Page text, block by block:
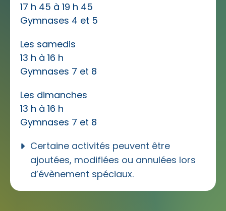
17 h 45 à 19 h 45
Gymnases 4 et 5
Les samedis
13 h à 16 h
Gymnases 7 et 8
Les dimanches
13 h à 16 h
Gymnases 7 et 8
Certaine activités peuvent être
ajoutées, modifiées ou annulées lors
d’évènement spéciaux.